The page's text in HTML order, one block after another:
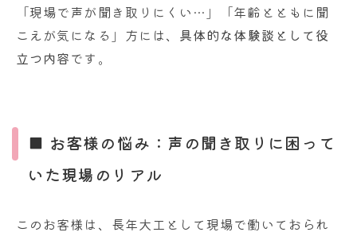
i
「現場で声が聞き取りにくい…」「年齢とともに聞
こえが気になる」方には、 具体的な体験談として役
立つ内容です。
■ お客様の悩み：声の聞き取りに困って
いた現場のリアル
このお客様は、長年大工として現場で働いておられ